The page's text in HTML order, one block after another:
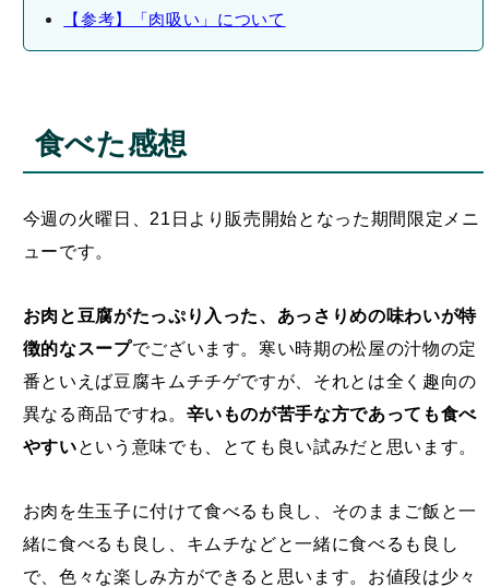
【参考】「肉吸い」について
食べた感想
今週の火曜日、21日より販売開始となった期間限定メニ
ューです。
お肉と豆腐がたっぷり入った、あっさりめの味わいが特
徴的なスープでございます。寒い時期の松屋の汁物の定
番といえば豆腐キムチチゲですが、それとは全く趣向の
異なる商品ですね。 辛いものが苦手な方であっても食べ
やすいという意味でも、とても良い試みだと思います。
お肉を生玉子に付けて食べるも良し、そのままご飯と一
緒に食べるも良し、キムチなどと一緒に食べるも良し
で、色々な楽しみ方ができると思います。お値段は少々